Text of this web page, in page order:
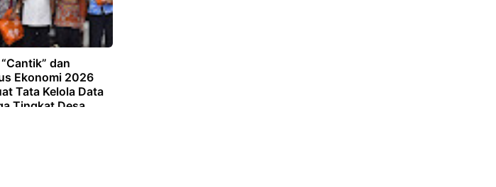
dan
Ekonomi 2026
Tata Kelola Data
Tingkat Desa